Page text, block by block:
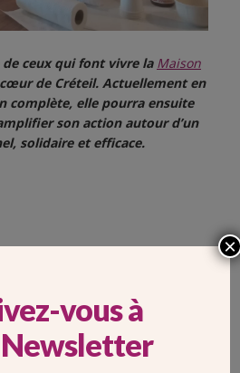
ceux qui font vivre la Maison
de Créteil. Actuellement en
complète, elle pourra ensuite
son action autour d’un
solidaire et efficace.
(77)
vous à
×